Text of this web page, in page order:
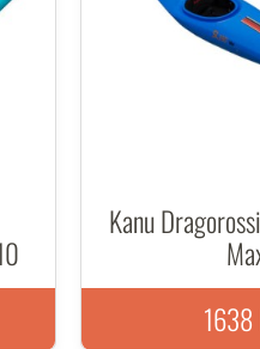
Kanu
1638